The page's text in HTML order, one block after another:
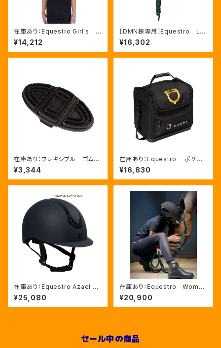
在庫あり：Equestro Girl's R
eady To The Party Ｔシャ
ツ ラインストーンTシャツ（ETK
A00249）
¥14,212
［DMN様専用］Equestro La
ni 無口＆引手セット グリー
ン FULLサイズ（ETH03002
N）
¥16,302
在庫あり：フレキシブル ゴムブ
ラシ（ETS00006）
¥3,344
在庫あり：Equestro ポケット
いっぱいグルーミングバッグ（ET
S02013）
¥16,830
在庫あり：Equestro Azael ユ
ニセックスヘルメットNAVY/NA
VYSHINY XLサイズ（ETU02
011）
¥25,080
在庫あり：Equestro Wome
n’ｓ メッシュインサート フル
グリップレギンス（ETW00170）
¥20,900
セール中の商品